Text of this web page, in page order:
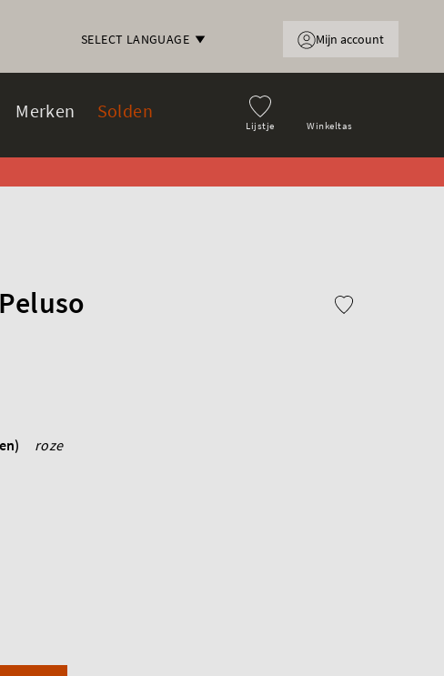
SELECT LANGUAGE
Lijstje Winkeltas
Merken Solden
Mijn account
roze